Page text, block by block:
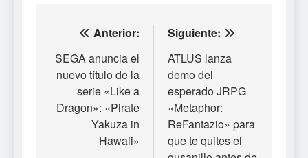
Navegación
de
entradas
Anterior:
SEGA anuncia el
nuevo título de la
serie «Like a
Dragon»: «Pirate
Yakuza in
Hawaii»
Siguiente:
ATLUS lanza
demo del
esperado JRPG
«Metaphor:
ReFantazio» para
que te quites el